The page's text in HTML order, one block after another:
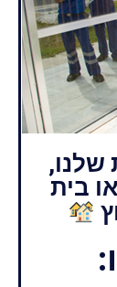
שלנו,
בית